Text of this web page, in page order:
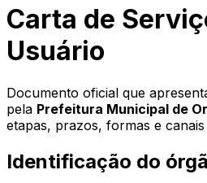
Carta de
Usuário
Documento oficial que
pela Prefeitura Municipal de
etapas, prazos, formas e
Identificação do